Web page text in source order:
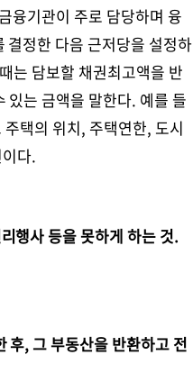
융기관이 주로 담당하며 융
결정한 다음 근저당을 설정하
는 담보할 채권최고액을 반
있는 금액을 말한다. 예를 들
택의 위치, 주택연한, 도시
다.
행사 등을 못하게 하는 것.
후, 그 부동산을 반환하고 전